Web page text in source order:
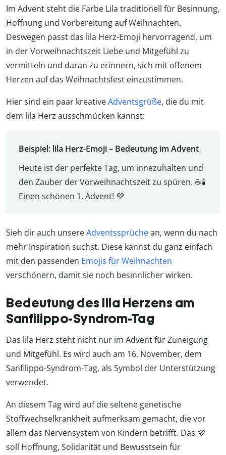
Im Advent steht die Farbe Lila traditionell für Besinnung,
Hoffnung und Vorbereitung auf Weihnachten.
Deswegen passt das lila Herz-Emoji hervorragend, um
in der Vorweihnachtszeit Liebe und Mitgefühl zu
vermitteln und daran zu erinnern, sich mit offenem
Herzen auf das Weihnachtsfest einzustimmen.
Hier sind ein paar kreativeAdventsgrüße, die du mit
dem lila Herz ausschmücken kannst:
Beispiel: lila Herz-Emoji – Bedeutung im Advent
Heute ist der perfekte Tag, um innezuhalten und
den Zauber der Vorweihnachtszeit zu spüren. ☕🕯️
Einen schönen 1. Advent! 💜
Sieh dir auch unsereAdventssprüchean, wenn du nach
mehr Inspiration suchst. Diese kannst du ganz einfach
mit den passenden Emojis für Weihnachten
verschönern, damit sie noch besinnlicher wirken.
Bedeutung des lila Herzens am
Sanfilippo-Syndrom-Tag
Das lila Herz steht nicht nur im Advent für Zuneigung
und Mitgefühl. Es wird auch am 16. November, dem
Sanfilippo-Syndrom-Tag, als Symbol der Unterstützung
verwendet.
An diesem Tag wird auf die seltene genetische
Stoffwechselkrankheit aufmerksam gemacht, die vor
allem das Nervensystem von Kindern betrifft. Das 💜
soll Hoffnung, Solidarität und Bewusstsein für